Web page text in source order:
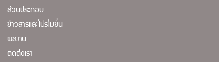
ส่วนประกอบ
ข่าวสารและโปรโมชั่น
ผลงาน
ติดต่อเรา